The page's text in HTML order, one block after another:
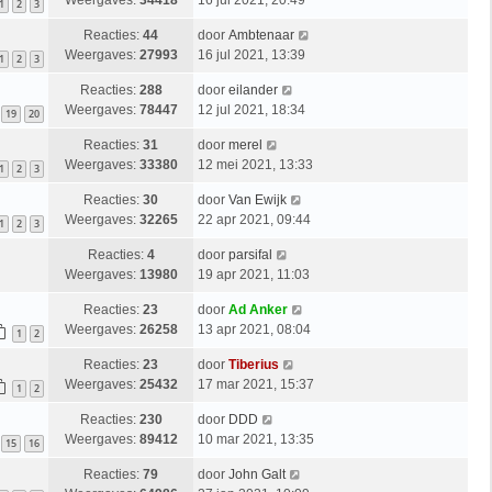
1 2 3
1 2 3
Reacties: 44
Weergaves: 27993
door Ambtenaar
16 jul 2021, 13:39
19 20
Reacties: 288
Weergaves: 78447
door eilander
12 jul 2021, 18:34
1 2 3
Reacties: 31
Weergaves: 33380
door merel
12 mei 2021, 13:33
1 2 3
Reacties: 30
Weergaves: 32265
door Van Ewijk
22 apr 2021, 09:44
Reacties: 4
Weergaves: 13980
door parsifal
19 apr 2021, 11:03
1 2
Reacties: 23
Weergaves: 26258
door Ad Anker
13 apr 2021, 08:04
1 2
Reacties: 23
Weergaves: 25432
door Tiberius
17 mar 2021, 15:37
15 16
Reacties: 230
Weergaves: 89412
door DDD
10 mar 2021, 13:35
Reacties: 79
door John Galt